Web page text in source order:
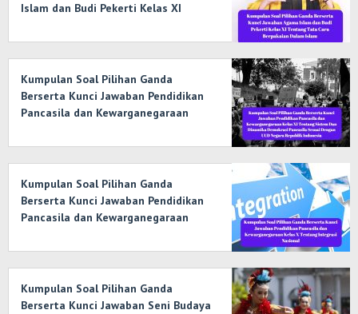
Islam dan Budi Pekerti Kelas XI
Dalam Islam
Kumpulan Soal Pilihan Ganda
Berserta Kunci Jawaban Pendidikan
Pancasila dan Kewarganegaraan
Dinamika Demokrasi Pancasila
Sesuai Dengan UUD Negara Republik
Indonesia
Kumpulan Soal Pilihan Ganda
Berserta Kunci Jawaban Pendidikan
Pancasila dan Kewarganegaraan
Kumpulan Soal Pilihan Ganda
Berserta Kunci Jawaban Seni Budaya